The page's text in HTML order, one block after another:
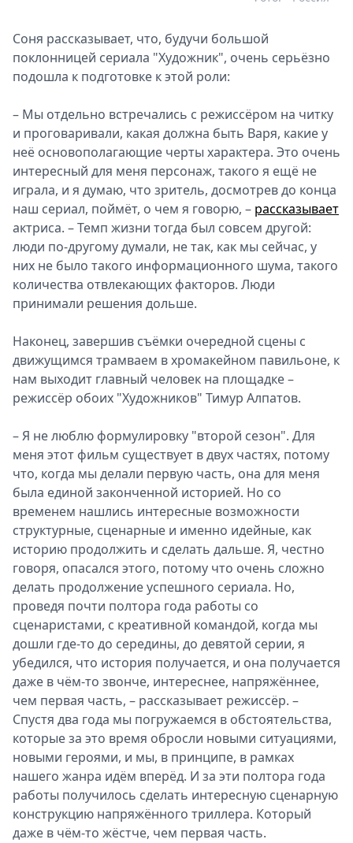
Соня рассказывает, что, будучи большой
поклонницей сериала "Художник", очень серьёзно
подошла к подготовке к этой роли:
– Мы отдельно встречались с режиссёром на читку
и проговаривали, какая должна быть Варя, какие у
неё основополагающие черты характера. Это очень
интересный для меня персонаж, такого я ещё не
играла, и я думаю, что зритель, досмотрев до конца
наш сериал, поймёт, о чем я говорю, – рассказывает
актриса. – Темп жизни тогда был совсем другой:
люди по-другому думали, не так, как мы сейчас, у
них не было такого информационного шума, такого
количества отвлекающих факторов. Люди
принимали решения дольше.
Наконец, завершив съёмки очередной сцены с
движущимся трамваем в хромакейном павильоне, к
нам выходит главный человек на площадке –
режиссёр обоих "Художников" Тимур Алпатов.
– Я не люблю формулировку "второй сезон". Для
меня этот фильм существует в двух частях, потому
что, когда мы делали первую часть, она для меня
была единой законченной историей. Но со
временем нашлись интересные возможности
структурные, сценарные и именно идейные, как
историю продолжить и сделать дальше. Я, честно
говоря, опасался этого, потому что очень сложно
делать продолжение успешного сериала. Но,
проведя почти полтора года работы со
сценаристами, с креативной командой, когда мы
дошли где-то до середины, до девятой серии, я
убедился, что история получается, и она получается
даже в чём-то звонче, интереснее, напряжённее,
чем первая часть, – рассказывает режиссёр. –
Спустя два года мы погружаемся в обстоятельства,
которые за это время обросли новыми ситуациями,
новыми героями, и мы, в принципе, в рамках
нашего жанра идём вперёд. И за эти полтора года
работы получилось сделать интересную сценарную
конструкцию напряжённого триллера. Который
даже в чём-то жёстче, чем первая часть.